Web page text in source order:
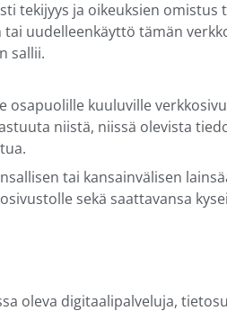
tekijyys ja oikeuksien omistus
tai uudelleenkäyttö tämän
sallii.
osapuolille kuuluville
niistä, niissä olevista
tai kansainvälisen
sekä saattavansa
oleva digitaalipalveluja,